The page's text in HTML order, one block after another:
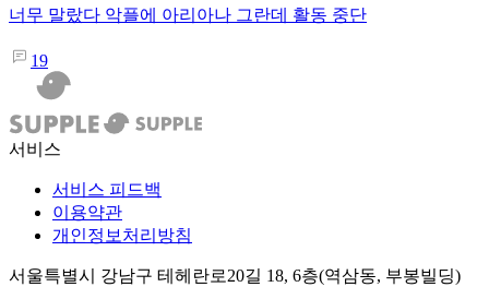
너무 말랐다 악플에 아리아나 그란데 활동 중단
19
서비스
서비스 피드백
이용약관
개인정보처리방침
서울특별시 강남구 테헤란로20길 18, 6층(역삼동, 부봉빌딩)